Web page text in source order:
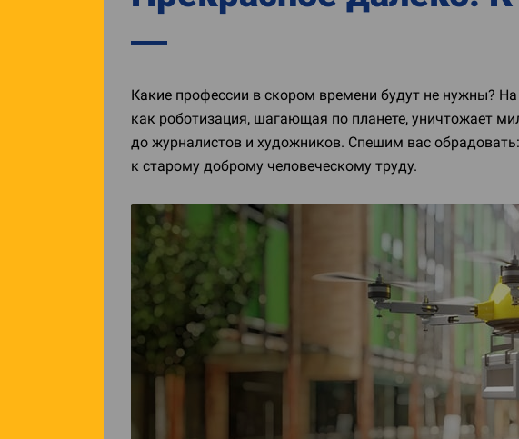
Какие профессии в скором времени будут не нужны?
как роботизация, шагающая по планете, уничтожает
до журналистов и художников. Спешим вас
к старому доброму человеческому труду.